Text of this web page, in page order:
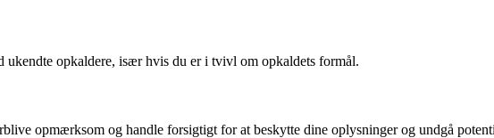
ukendte opkaldere, især hvis du er i tvivl om opkaldets formål.
opmærksom og handle forsigtigt for at beskytte dine oplysninger og undgå